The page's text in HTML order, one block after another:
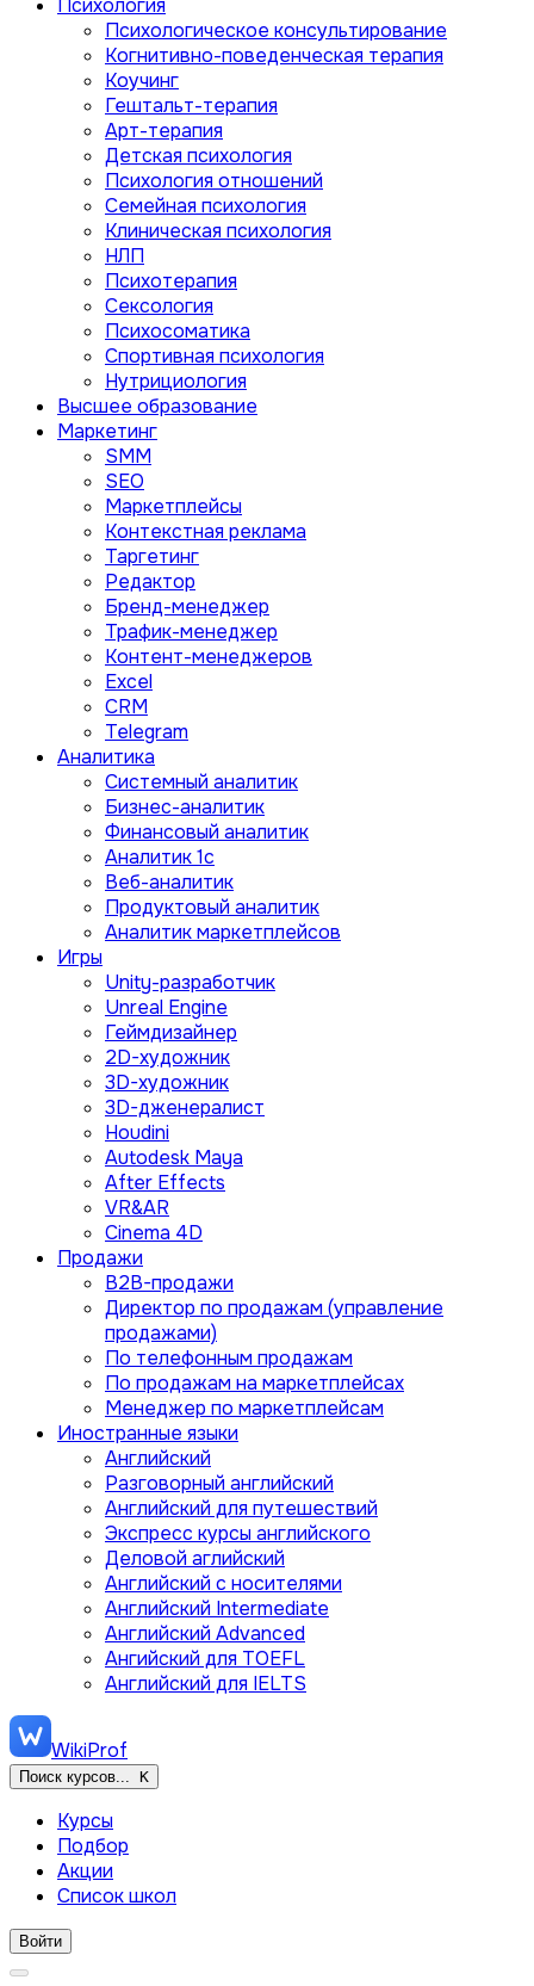
Психология
Психологическое консультирование
Когнитивно-поведенческая терапия
Коучинг
Гештальт-терапия
Арт-терапия
Детская психология
Психология отношений
Семейная психология
Клиническая психология
НЛП
Психотерапия
Сексология
Психосоматика
Спортивная психология
Нутрициология
Высшее образование
Маркетинг
SMM
SEO
Маркетплейсы
Контекстная реклама
Таргетинг
Редактор
Бренд-менеджер
Трафик-менеджер
Контент-менеджеров
Excel
CRM
Telegram
Аналитика
Системный аналитик
Бизнес-аналитик
Финансовый аналитик
Aналитик 1с
Веб-аналитик
Продуктовый аналитик
Аналитик маркетплейсов
Игры
Unity-разработчик
Unreal Engine
Геймдизайнер
2D-художник
3D-художник
3D-дженералист
Houdini
Autodesk Maya
After Effects
VR&AR
Cinema 4D
Продажи
B2B-продажи
Директор по продажам (управление
продажами)
По телефонным продажам
По продажам на маркетплейсах
Менеджер по маркетплейсам
Иностранные языки
Английский
Разговорный английский
Английский для путешествий
Экспресс курсы английского
Деловой аглийский
Английский с носителями
Английский Intermediate
Английский Advanced
Ангийский для TOEFL
Английский для IELTS
WikiProf
Поиск курсов... K
Курсы
Подбор
Акции
Список школ
Войти